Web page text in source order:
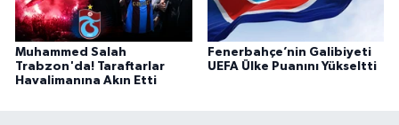
Muhammed Salah
Trabzon'da! Taraftarlar
Havalimanına Akın Etti
Fenerbahçe’nin Galibiyeti
UEFA Ülke Puanını Yükseltti